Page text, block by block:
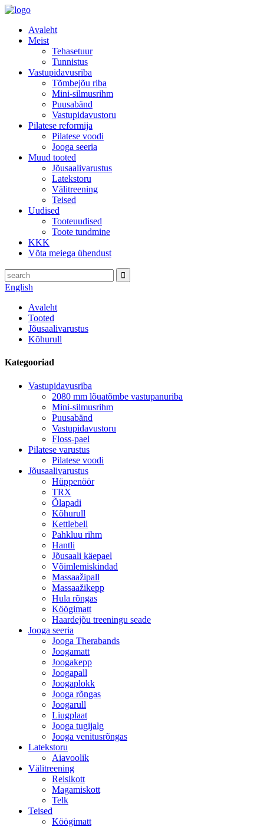
Avaleht
Meist
Tehasetuur
Tunnistus
Vastupidavusriba
Tõmbejõu riba
Mini-silmusrihm
Puusabänd
Vastupidavustoru
Pilatese reformija
Pilatese voodi
Jooga seeria
Muud tooted
Jõusaalivarustus
Latekstoru
Välitreening
Teised
Uudised
Tooteuudised
Toote tundmine
KKK
Võta meiega ühendust
English
Avaleht
Tooted
Jõusaalivarustus
Kõhurull
Kategooriad
Vastupidavusriba
2080 mm lõuatõmbe vastupanuriba
Mini-silmusrihm
Puusabänd
Vastupidavustoru
Floss-pael
Pilatese varustus
Pilatese voodi
Jõusaalivarustus
Hüppenöör
TRX
Õlapadi
Kõhurull
Kettlebell
Pahkluu rihm
Hantli
Jõusaali käepael
Võimlemiskindad
Massaažipall
Massaažikepp
Hula rõngas
Köögimatt
Haardejõu treeningu seade
Jooga seeria
Jooga Therabands
Joogamatt
Joogakepp
Joogapall
Joogaplokk
Jooga rõngas
Joogarull
Liugplaat
Jooga tugijalg
Jooga venitusrõngas
Latekstoru
Aiavoolik
Välitreening
Reisikott
Magamiskott
Telk
Teised
Köögimatt